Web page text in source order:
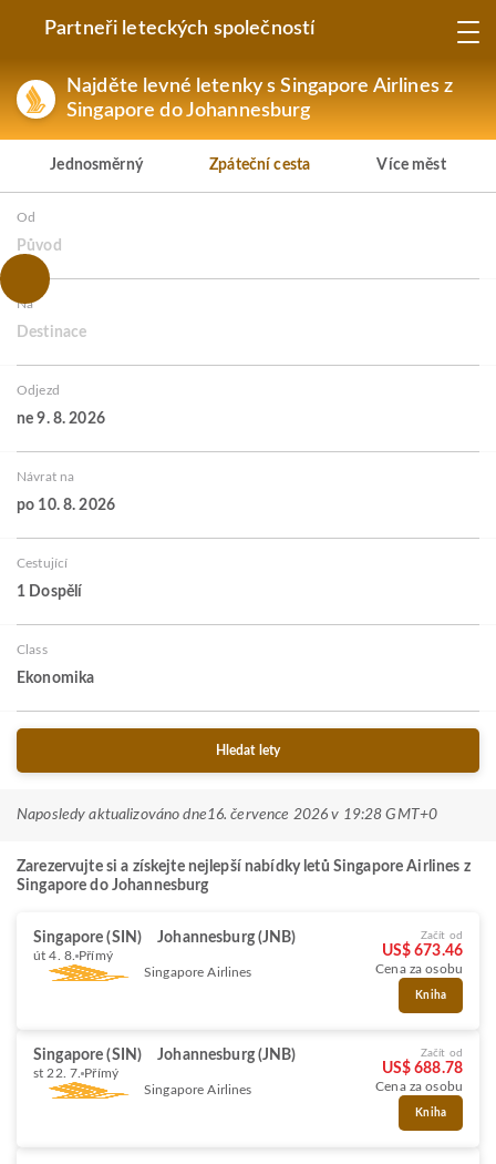
Partneři leteckých společností
Najděte levné letenky s Singapore Airlines z
Singapore do Johannesburg
Jednosměrný Zpáteční cesta Více měst
Od
Původ
Na
Destinace
Odjezd
ne 9. 8. 2026
Návrat na
po 10. 8. 2026
Cestující
1 Dospělí
Class
Ekonomika
Hledat lety
Naposledy aktualizováno dne16. července 2026 v 19:28 GMT+0
Zarezervujte si a získejte nejlepší nabídky letů Singapore Airlines z
Singapore do Johannesburg
Singapore (SIN) Johannesburg (JNB)
út 4. 8. Přímý
Singapore Airlines
Začít od
US$ 673.46
Cena za osobu
Kniha
Singapore (SIN) Johannesburg (JNB)
st 22. 7. Přímý
Singapore Airlines
Začít od
US$ 688.78
Cena za osobu
Kniha